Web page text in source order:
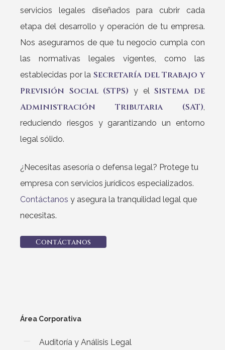
servicios legales diseñados para cubrir cada
etapa del desarrollo y operación de tu empresa.
Nos aseguramos de que tu negocio cumpla con
las normativas legales vigentes, como las
establecidas por la Secretaría del Trabajo y
Previsión Social (STPS) y elSistema de
Administración Tributaria (SAT),
reduciendo riesgos y garantizando un entorno
legal sólido.
¿Necesitas asesoría o defensa legal? Protege tu
empresa con servicios jurídicos especializados.
Contáctanos y asegura la tranquilidad legal que
necesitas.
Contáctanos
Área Corporativa
Auditoría y Análisis Legal